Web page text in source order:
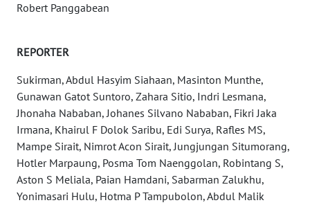
Robert Panggabean
REPORTER
Sukirman, Abdul Hasyim Siahaan, Masinton Munthe,
Gunawan Gatot Suntoro, Zahara Sitio, Indri Lesmana,
Jhonaha Nababan, Johanes Silvano Nababan, Fikri Jaka
Irmana, Khairul F Dolok Saribu, Edi Surya, Rafles MS,
Mampe Sirait, Nimrot Acon Sirait, Jungjungan Situmorang,
Hotler Marpaung, Posma Tom Naenggolan, Robintang S,
Aston S Meliala, Paian Hamdani, Sabarman Zalukhu,
Yonimasari Hulu, Hotma P Tampubolon, Abdul Malik
SERAMBI
JAMBI
WN